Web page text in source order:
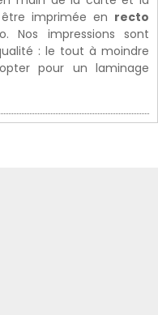
imprimée en recto
Nos impressions sont
: le tout à moindre
pour un laminage